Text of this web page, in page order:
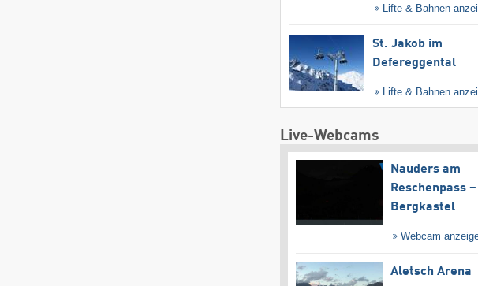
Lifte & Bahnen
St. Jakob im
Defereggental
Lifte & Bahnen
Live-Webcams
Nauders am
Reschenpass –
Bergkastel
Webcam
Aletsch Arena